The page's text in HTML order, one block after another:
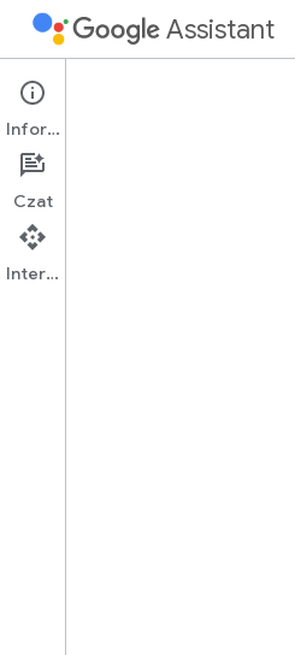
Assistant
Conversational Actions
Przewodniki
Informacje
Czat
Interfejs API